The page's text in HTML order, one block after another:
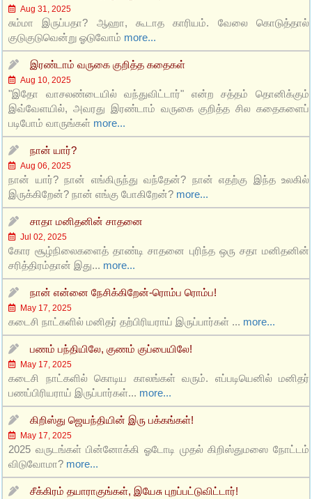
Aug 31, 2025
சும்மா இருப்பதா? ஆஹா, கூடாத காரியம். வேலை கொடுத்தால்
குடுகுடுவென்று ஓடுவோம் more...
இரண்டாம் வருகை குறித்த கதைகள்
Aug 10, 2025
"இதோ வாசலண்டையில் வந்துவிட்டார்" என்ற சத்தம் தொனிக்கும்
இவ்வேளயில், அவரது இரண்டாம் வருகை குறித்த சில கதைகளைப்
படிபோம் வாருங்கள் more...
நான் யார்?
Aug 06, 2025
நான் யார்? நான் எங்கிருந்து வந்தேன்? நான் எதற்கு இந்த உலகில்
இருக்கிறேன்? நான் எங்கு போகிறேன்? more...
சாதா மனிதனின் சாதனை
Jul 02, 2025
கோர சூழ்நிலைகளைத் தாண்டி சாதனை புரிந்த ஒரு சதா மனிதனின்
சரித்திரம்தான் இது... more...
நான் என்னை நேசிக்கிறேன்-ரொம்ப ரொம்ப!
May 17, 2025
கடைசி நாட்களில் மனிதர் தற்பிரியராய் இருப்பார்கள் ... more...
பணம் பந்தியிலே, குணம் குப்பையிலே!
May 17, 2025
கடைசி நாட்களில் கொடிய காலங்கள் வரும். எப்படியெனில் மனிதர்
பணப்பிரியராய் இருப்பார்கள்... more...
கிறிஸ்து ஜெயந்தியின் இரு பக்கங்கள்!
May 17, 2025
2025 வருடங்கள் பின்னோக்கி ஓடோடி முதல் கிறிஸ்துமஸை நோட்டம்
விடுவோமா? more...
சீக்கிரம் தயாராகுங்கள், இயேசு புறப்பட்டுவிட்டார்!